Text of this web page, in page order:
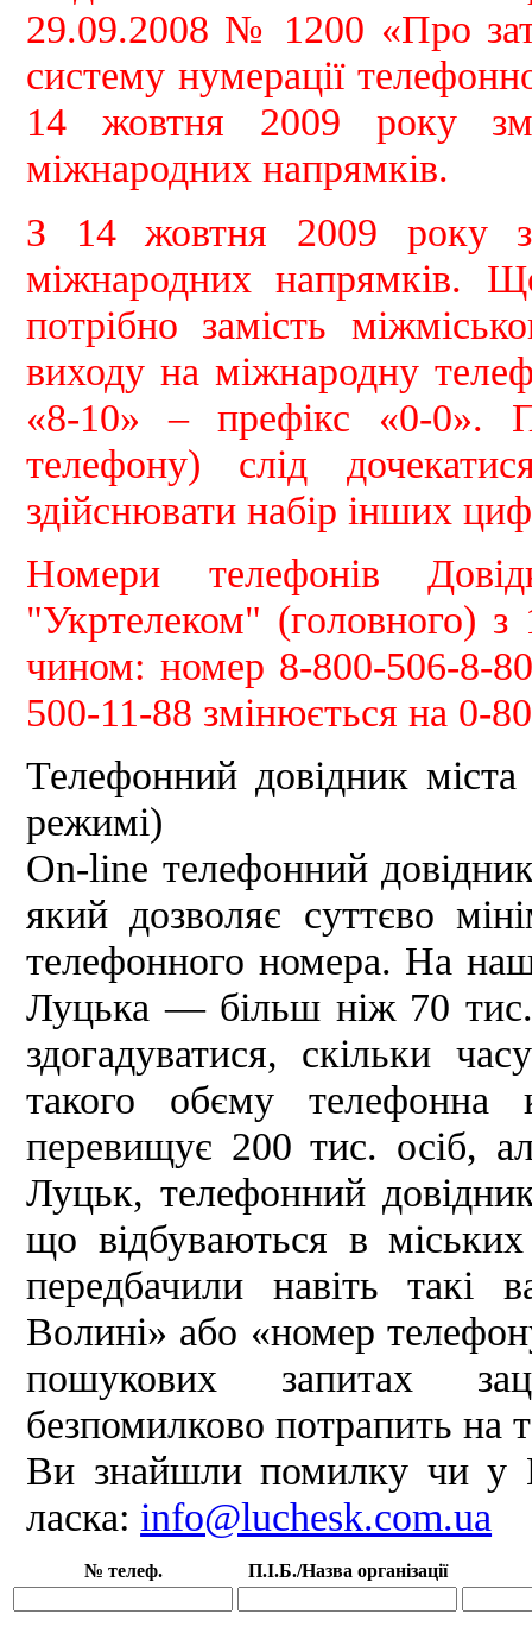
29.09.2008 № 1200 «Про
систему нумерації
14 жовтня 2009 року
міжнародних напрямків.
З 14 жовтня 2009 року
міжнародних напрямків.
потрібно замість
виходу на міжнародну
«8-10» – префікс «0-0».
телефону) слід
здійснювати набір інших
Номери телефонів
"Укртелеком" (головного)
чином: номер 8-800-506-8-
500-11-88 змінюється на 0-
Телефонний довідник
режимі)
Оn-line телефонний
який дозволяє суттєво
телефонного номера. На
Луцька — більш ніж 70
здогадуватися, скільки
такого обєму
перевищує 200 тис. осіб,
Луцьк, телефонний
що відбуваються в
передбачили навіть такі
Волині» або «номер
пошукових запитах
безпомилково потрапить на
Ви знайшли помилку чи у
ласка: info@luchesk.com.ua
№ телеф. П.І.Б./Назва організації